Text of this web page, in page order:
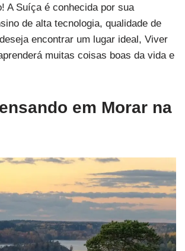
A Suíça é conhecida por sua
de alta tecnologia, qualidade de
encontrar um lugar ideal, Viver
muitas coisas boas da vida e
em Morar na